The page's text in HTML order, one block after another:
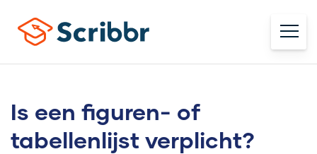
Is een figuren- of
tabellenlijst verplicht?